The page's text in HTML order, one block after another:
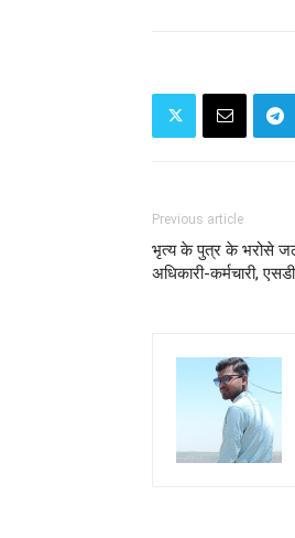
Previous article
भृत्य के पुत्र के भरोसे
अधिकारी-कर्मचारी,